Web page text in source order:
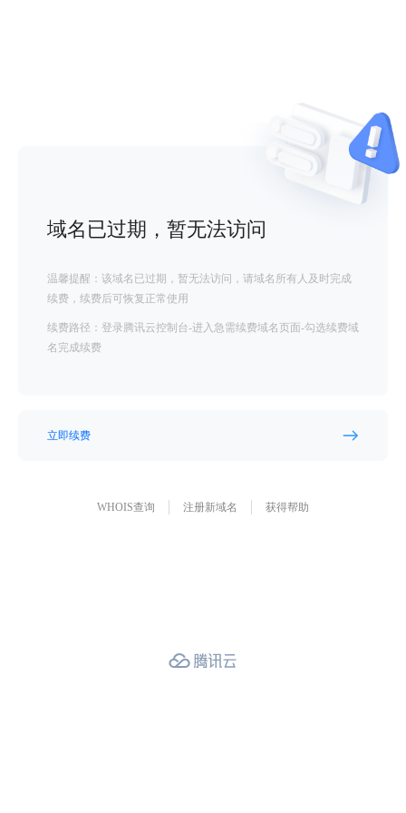
域名已过期，暂无法访问
温馨提醒：该域名已过期，暂无法访问，请域名所有人及时完成
续费，续费后可恢复正常使用
续费路径：登录腾讯云控制台-进入急需续费域名页面-勾选续费域
名完成续费
立即续费
WHOIS查询 注册新域名 获得帮助